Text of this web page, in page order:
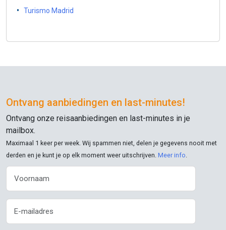
Turismo Madrid
Ontvang aanbiedingen en last-minutes!
Ontvang onze reisaanbiedingen en last-minutes in je
mailbox.
Maximaal 1 keer per week. Wij spammen niet, delen je gegevens nooit met
derden en je kunt je op elk moment weer uitschrijven. Meer info